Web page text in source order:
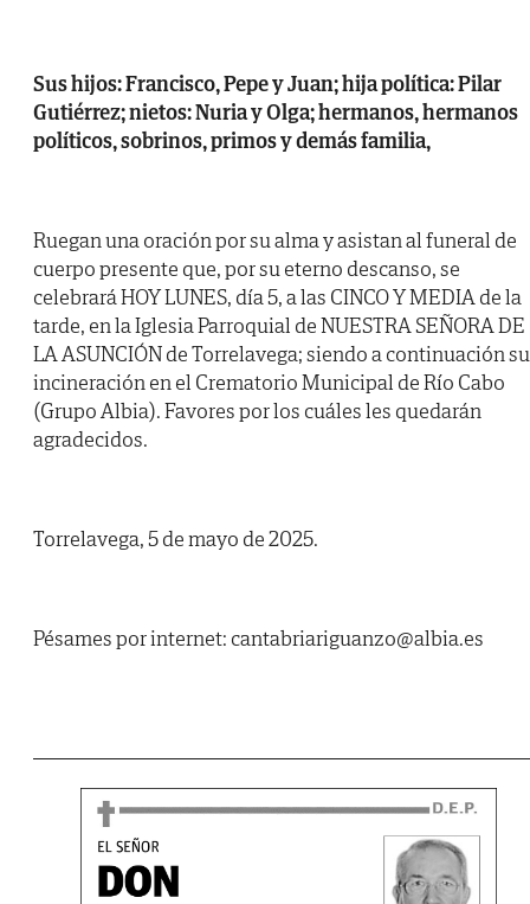
Sus hijos: Francisco, Pepe y Juan; hija política: Pilar
Gutiérrez; nietos: Nuria y Olga; hermanos, hermanos
políticos, sobrinos, primos y demás familia,
Ruegan una oración por su alma y asistan al funeral de
cuerpo presente que, por su eterno descanso, se
celebrará HOY LUNES, día 5, a las CINCO Y MEDIA de la
tarde, en la Iglesia Parroquial de NUESTRA SEÑORA DE
LA ASUNCIÓN de Torrelavega; siendo a continuación su
incineración en el Crematorio Municipal de Río Cabo
(Grupo Albia). Favores por los cuáles les quedarán
agradecidos.
Torrelavega, 5 de mayo de 2025.
Pésames por internet: cantabriariguanzo@albia.es